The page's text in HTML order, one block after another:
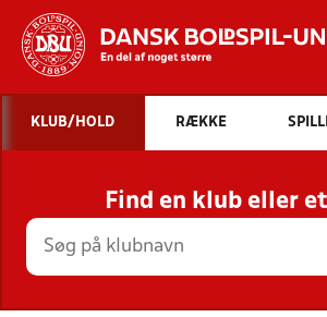
INDHOLD
STILLINGER, RESULTATER,
HOLD
KLUB/HOLD RÆKKE
Find en klub eller